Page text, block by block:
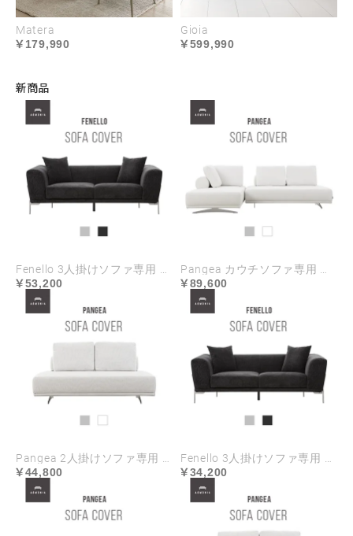
Matera
179,990
Gioia
599,990
新商品
53,200 89,600
44,800 34,200